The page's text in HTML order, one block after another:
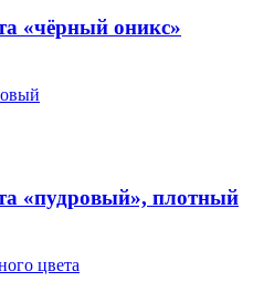
«чёрный оникс»
«пудровый», плотный